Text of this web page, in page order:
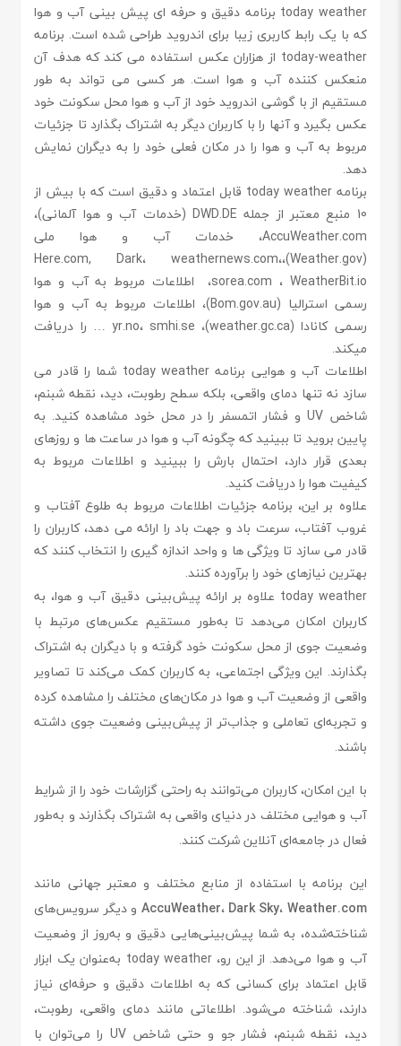
today weather برنامه دقیق و حرفه ای پیش بینی آب و هوا
که با یک رابط کاربری زیبا برای اندروید طراحی شده است. برنامه
today-weather از هزاران عکس استفاده می کند که هدف آن
منعکس کننده آب و هوا است. هر کسی می تواند به طور
مستقیم از با گوشی اندروید خود از آب و هوا محل سکونت خود
عکس بگیرد و آنها را با کاربران دیگر به اشتراک بگذارد تا جزئیات
مربوط به آب و هوا را در مکان فعلی خود را به دیگران نمایش
دهد.
برنامه today weather قابل اعتماد و دقیق است که با بیش از
10 منبع معتبر از جمله DWD.DE (خدمات آب و هوا آلمانی)،
AccuWeather.com، خدمات آب و هوا ملی
(Weather.gov)،Here.com, Dark، weathernews.com،
sorea.com ، WeatherBit.io، اطلاعات مربوط به آب و هوا
رسمی استرالیا (Bom.gov.au)، اطلاعات مربوط به آب و هوا
رسمی کانادا (weather.gc.ca)، yr.no، smhi.se … را دریافت
میکند.
اطلاعات آب و هوایی برنامه today weather شما را قادر می
سازد نه تنها دمای واقعی، بلکه سطح رطوبت، دید، نقطه شبنم،
شاخص UV و فشار اتمسفر را در محل خود مشاهده کنید. به
پایین بروید تا ببینید که چگونه آب و هوا در ساعت ها و روزهای
بعدی قرار دارد، احتمال بارش را ببینید و اطلاعات مربوط به
کیفیت هوا را دریافت کنید.
علاوه بر این، برنامه جزئیات اطلاعات مربوط به طلوع آفتاب و
غروب آفتاب، سرعت باد و جهت باد را ارائه می دهد، کاربران را
قادر می سازد تا ویژگی ها و واحد اندازه گیری را انتخاب کنند که
بهترین نیازهای خود را برآورده کنند.
today weather علاوه بر ارائه پیش‌بینی دقیق آب و هوا، به
کاربران امکان می‌دهد تا به‌طور مستقیم عکس‌های مرتبط با
وضعیت جوی از محل سکونت خود گرفته و با دیگران به اشتراک
بگذارند. این ویژگی اجتماعی، به کاربران کمک می‌کند تا تصاویر
واقعی از وضعیت آب و هوا در مکان‌های مختلف را مشاهده کرده
و تجربه‌ای تعاملی و جذاب‌تر از پیش‌بینی وضعیت جوی داشته
باشند.
با این امکان، کاربران می‌توانند به راحتی گزارشات خود را از شرایط
آب و هوایی مختلف در دنیای واقعی به اشتراک بگذارند و به‌طور
فعال در جامعه‌ای آنلاین شرکت کنند.
این برنامه با استفاده از منابع مختلف و معتبر جهانی مانند
AccuWeather، Dark Sky، Weather.com
و دیگر سرویس‌های
شناخته‌شده، به شما پیش‌بینی‌هایی دقیق و به‌روز از وضعیت
آب و هوا می‌دهد. از این رو، today weather به‌عنوان یک ابزار
قابل اعتماد برای کسانی که به اطلاعات دقیق و حرفه‌ای نیاز
دارند، شناخته می‌شود. اطلاعاتی مانند دمای واقعی، رطوبت،
دید، نقطه شبنم، فشار جو و حتی شاخص UV را می‌توان با